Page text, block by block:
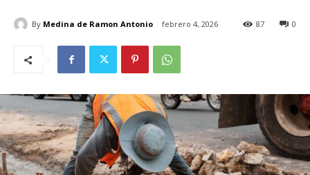
By Medina de Ramon Antonio febrero 4, 2026 0
87